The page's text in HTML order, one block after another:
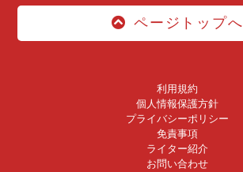
ページトップへ
利用規約
個人情報保護方針
プライバシーポリシー
免責事項
ライター紹介
お問い合わせ